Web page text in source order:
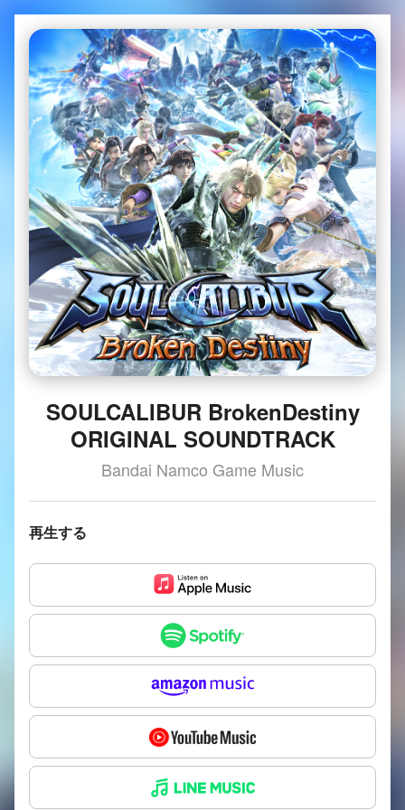
SOULCALIBUR BrokenDestiny
ORIGINAL SOUNDTRACK
Bandai Namco Game Music
再生する